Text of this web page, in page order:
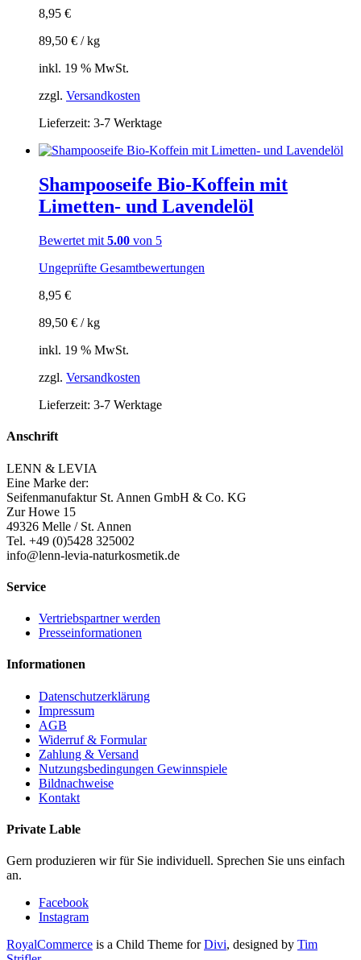
8,95 €
89,50 € /kg
inkl. 19 % MwSt.
zzgl. Versandkosten
Lieferzeit: 3-7 Werktage
Shampooseife Bio-Koffein mit
Limetten- und Lavendelöl
Bewertet mit 5.00 von 5
Ungeprüfte Gesamtbewertungen
8,95 €
89,50 € /kg
inkl. 19 % MwSt.
zzgl. Versandkosten
Lieferzeit: 3-7 Werktage
Anschrift
LENN & LEVIA
Eine Marke der:
Seifenmanufaktur St. Annen GmbH & Co. KG
Zur Howe 15
49326 Melle / St. Annen
Tel. +49 (0)5428 325002
info@lenn-levia-naturkosmetik.de
Service
Vertriebspartner werden
Presseinformationen
Informationen
Datenschutzerklärung
Impressum
AGB
Widerruf & Formular
Zahlung & Versand
Nutzungsbedingungen Gewinnspiele
Bildnachweise
Kontakt
Private Lable
Gern produzieren wir für Sie individuell. Sprechen Sie uns einfach
an.
Facebook
Instagram
RoyalCommerce is a Child Theme forDivi, designed by Tim